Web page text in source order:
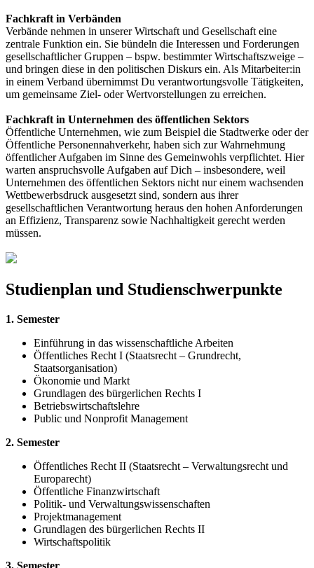
Fachkraft in Verbänden
Verbände nehmen in unserer Wirtschaft und Gesellschaft eine
zentrale Funktion ein. Sie bündeln die Interessen und Forderungen
gesellschaftlicher Gruppen – bspw. bestimmter Wirtschaftszweige –
und bringen diese in den politischen Diskurs ein. Als Mitarbeiter:in
in einem Verband übernimmst Du verantwortungsvolle Tätigkeiten,
um gemeinsame Ziel- oder Wertvorstellungen zu erreichen.
Fachkraft in Unternehmen des öffentlichen Sektors
Öffentliche Unternehmen, wie zum Beispiel die Stadtwerke oder der
Öffentliche Personennahverkehr, haben sich zur Wahrnehmung
öffentlicher Aufgaben im Sinne des Gemeinwohls verpflichtet. Hier
warten anspruchsvolle Aufgaben auf Dich – insbesondere, weil
Unternehmen des öffentlichen Sektors nicht nur einem wachsenden
Wettbewerbsdruck ausgesetzt sind, sondern aus ihrer
gesellschaftlichen Verantwortung heraus den hohen Anforderungen
an Effizienz, Transparenz sowie Nachhaltigkeit gerecht werden
müssen.
Studienplan und Studienschwerpunkte
1. Semester
Einführung in das wissenschaftliche Arbeiten
Öffentliches Recht I (Staatsrecht – Grundrecht,
Staatsorganisation)
Ökonomie und Markt
Grundlagen des bürgerlichen Rechts I
Betriebswirtschaftslehre
Public und Nonprofit Management
2. Semester
Öffentliches Recht II (Staatsrecht – Verwaltungsrecht und
Europarecht)
Öffentliche Finanzwirtschaft
Politik- und Verwaltungswissenschaften
Projektmanagement
Grundlagen des bürgerlichen Rechts II
Wirtschaftspolitik
3. Semester